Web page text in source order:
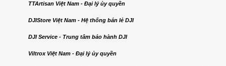
TTArtisan Việt Nam - Đại lý ủy quyền
DJIStore Việt Nam - Hệ thống bán lẻ DJI
DJI Service - Trung tâm bảo hành DJI
Viltrox Việt Nam - Đại lý ủy quyền